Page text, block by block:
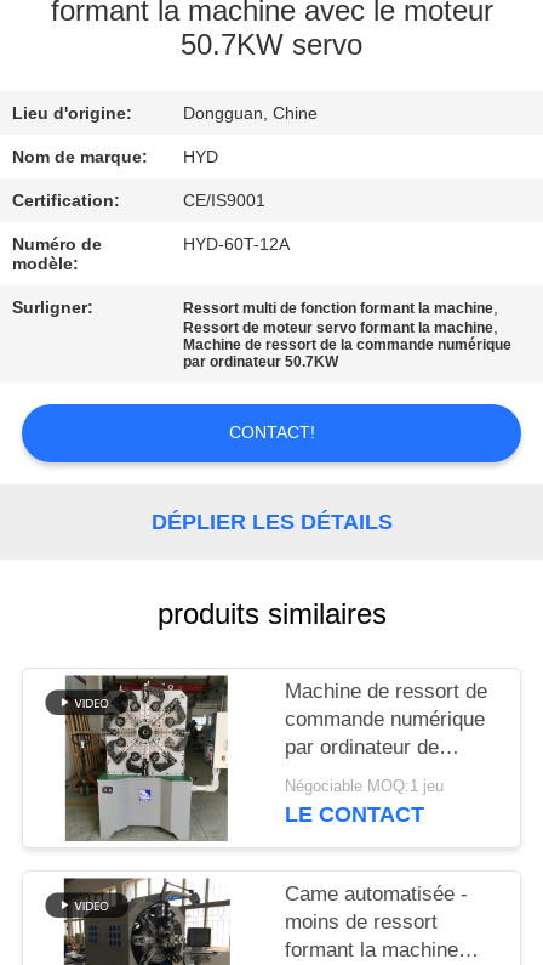
CONTRÔLE
QUALITÉ
CONTACTEZ-
NOUS
NOUVELLES
DEMANDEZ
CITATION
PRIVACY
POLICY
formant la machine avec le moteur
50.7KW servo
Lieu d'origine: Dongguan, Chine
Nom de marque: HYD
Certification: CE/IS9001
Numéro de
modèle:
HYD-60T-12A
Surligner: Ressort multi de fonction formant la machine,
Ressort de moteur servo formant la machine,
Machine de ressort de la commande numérique
par ordinateur 50.7KW
CONTACT!
DÉPLIER LES DÉTAILS
produits similaires
Machine de ressort de
commande numérique
par ordinateur de
Controlller de 3 axes
guide la machine de
Négociable MOQ:1 jeu
LE CONTACT
Came automatisée -
moins de ressort
formant la machine